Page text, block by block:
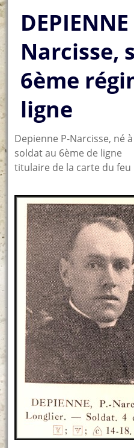
DEPIENNE
Narcisse,
6ème
ligne
Depienne P-Narcisse, né
soldat au 6ème de ligne
titulaire de la carte du feu